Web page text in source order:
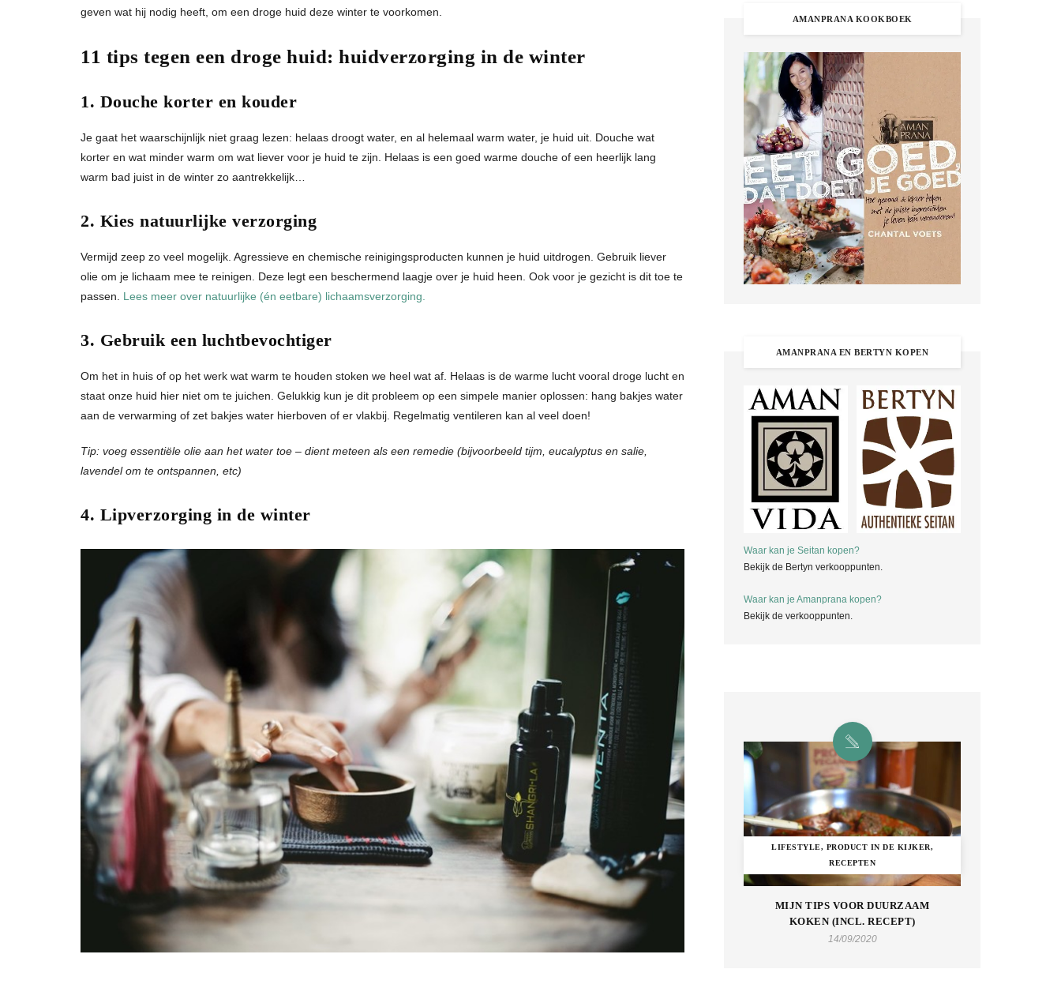
geven wat hij nodig heeft, om een droge huid deze winter te voorkomen.
11 tips tegen een droge huid: huidverzorging in de winter
1. Douche korter en kouder
Je gaat het waarschijnlijk niet graag lezen: helaas droogt water, en al helemaal warm water, je huid uit. Douche wat
korter en wat minder warm om wat liever voor je huid te zijn. Helaas is een goed warme douche of een heerlijk lang
warm bad juist in de winter zo aantrekkelijk…
2. Kies natuurlijke verzorging
Vermijd zeep zo veel mogelijk. Agressieve en chemische reinigingsproducten kunnen je huid uitdrogen. Gebruik liever
olie om je lichaam mee te reinigen. Deze legt een beschermend laagje over je huid heen. Ook voor je gezicht is dit toe te
passen. Lees meer over natuurlijke (én eetbare) lichaamsverzorging.
3. Gebruik een luchtbevochtiger
Om het in huis of op het werk wat warm te houden stoken we heel wat af. Helaas is de warme lucht vooral droge lucht en
staat onze huid hier niet om te juichen. Gelukkig kun je dit probleem op een simpele manier oplossen: hang bakjes water
aan de verwarming of zet bakjes water hierboven of er vlakbij. Regelmatig ventileren kan al veel doen!
Tip: voeg essentiële olie aan het water toe – dient meteen als een remedie (bijvoorbeeld tijm, eucalyptus en salie,
lavendel om te ontspannen, etc)
4. Lipverzorging in de winter
AMANPRANA KOOKBOEK
AMANPRANA EN BERTYN KOPEN
Waar kan je Seitan kopen?
Bekijk de Bertyn verkooppunten.
Waar kan je Amanprana kopen?
Bekijk de verkooppunten.
LIFESTYLE, PRODUCT IN DE KIJKER,
RECEPTEN
MIJN TIPS VOOR DUURZAAM
KOKEN (INCL. RECEPT)
14/09/2020